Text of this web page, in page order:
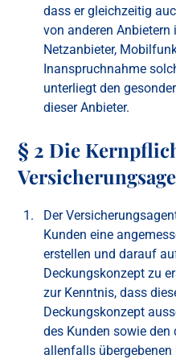
dass er gleichzeitig
von anderen Anbietern
Netzanbieter,
Inanspruchnahme
unterliegt den
dieser Anbieter.
§ 2 Die
Der
Kunden eine
erstellen und darauf
Deckungskonzept zu
zur Kenntnis, dass
Deckungskonzept
des Kunden sowie den
allenfalls